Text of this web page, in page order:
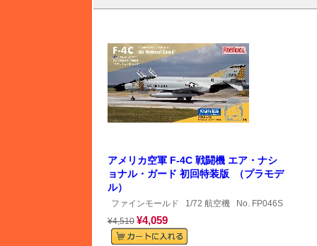
アメリカ空軍 F-4C 戦闘機 エア・ナシ
ョナル・ガード 初回特装版 （プラモデ
ル）
ファインモールド 1/72 航空機 No. FP046S
¥4,510 ¥4,059